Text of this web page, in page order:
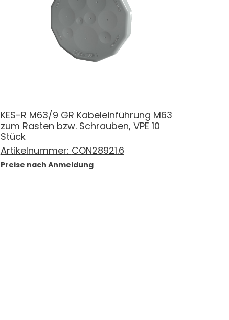
KES-R M63/9 GR Kabeleinführung M63
zum Rasten bzw. Schrauben, VPE 10
Stück
Artikelnummer: CON28921.6
Preise nach Anmeldung